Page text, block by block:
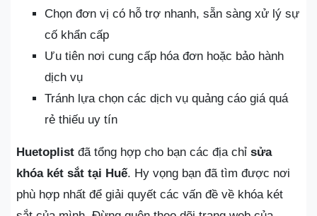
Chọn đơn vị có hỗ trợ nhanh, sẵn sàng xử lý sự
cố khẩn cấp
Ưu tiên nơi cung cấp hóa đơn hoặc bảo hành
dịch vụ
Tránh lựa chọn các dịch vụ quảng cáo giá quá
rẻ thiếu uy tín
Huetoplist đã tổng hợp cho bạn các địa chỉ sửa
khóa két sắt tại Huế. Hy vọng bạn đã tìm được nơi
phù hợp nhất để giải quyết các vấn đề về khóa két